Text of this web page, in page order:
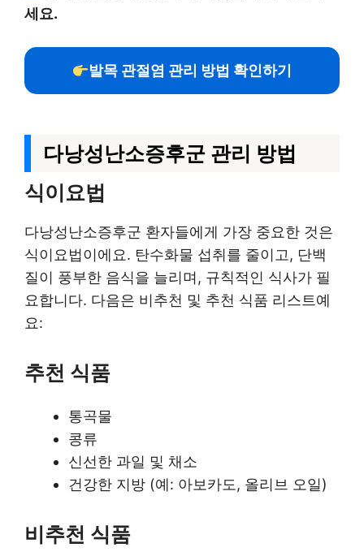
세요.
발목 관절염 관리 방법 확인하기
다낭성난소증후군 관리 방법
식이요법
다낭성난소증후군 환자들에게 가장 중요한 것은
식이요법이에요. 탄수화물 섭취를 줄이고, 단백
질이 풍부한 음식을 늘리며, 규칙적인 식사가 필
요합니다. 다음은 비추천 및 추천 식품 리스트예
요:
추천 식품
통곡물
콩류
신선한 과일 및 채소
건강한 지방 (예: 아보카도, 올리브 오일)
비추천 식품